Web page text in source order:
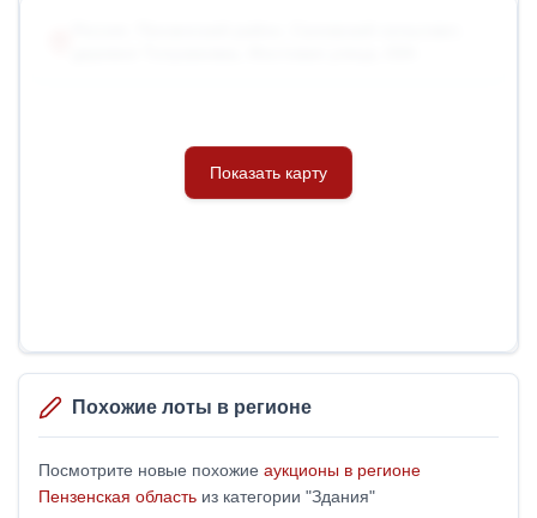
Похожие лоты в регионе
Посмотрите новые похожие аукционы в регионе
Пензенская область из категории "Здания"